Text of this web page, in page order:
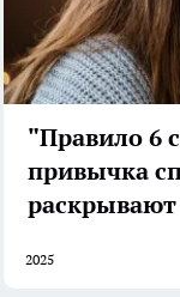
"Правило 6
привычка
2025